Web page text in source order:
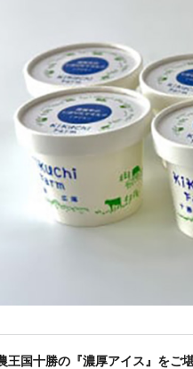
王国十勝の『濃厚アイス』をご